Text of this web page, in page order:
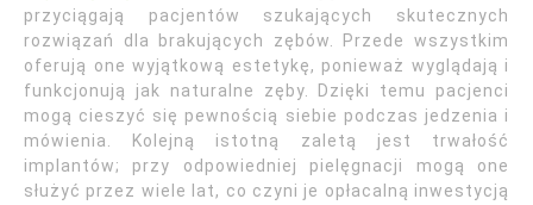
przyciągają pacjentów szukających skutecznych
rozwiązań dla brakujących zębów. Przede wszystkim
oferują one wyjątkową estetykę, ponieważ wyglądają i
funkcjonują jak naturalne zęby. Dzięki temu pacjenci
mogą cieszyć się pewnością siebie podczas jedzenia i
mówienia. Kolejną istotną zaletą jest trwałość
implantów; przy odpowiedniej pielęgnacji mogą one
służyć przez wiele lat, co czyni je opłacalną inwestycją